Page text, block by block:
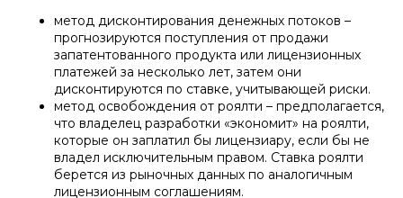
метод дисконтирования денежных потоков –
прогнозируются поступления от продажи
запатентованного продукта или лицензионных
платежей за несколько лет, затем они
дисконтируются по ставке, учитывающей риски.
метод освобождения от роялти – предполагается,
что владелец разработки «экономит» на роялти,
которые он заплатил бы лицензиару, если бы не
владел исключительным правом. Ставка роялти
берется из рыночных данных по аналогичным
лицензионным соглашениям.
+7
Отправить
аттестованный по специализации
"изобретения и полезные модели"
Отмечен в 2025 г. ИД Коммерсантъв
числе лучших юристов по защите
интеллектуальной собственности
Руководитель практики защиты
интеллектуальной собственности